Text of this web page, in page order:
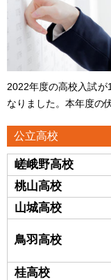
2022年度の高校入試が
なりました。本年度の
公立高校
嵯峨野高校
桃山高校
山城高校
鳥羽高校
桂高校